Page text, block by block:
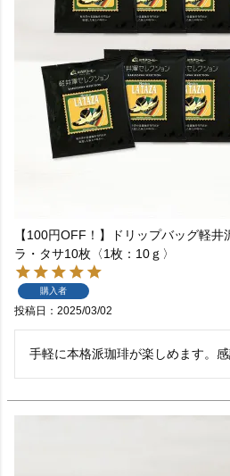
【100円OFF！】ドリップバッグ軽
ラ・タサ10枚〈1枚：10ｇ〉
購入者
投稿日 2025/03/02
手軽に本格派珈琲が楽しめます。感